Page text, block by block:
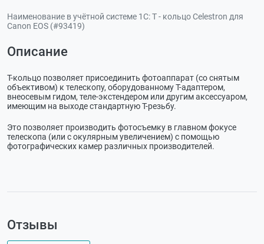
Наименование в учётной системе 1С:Т - кольцо Celestron для
Canon EOS (#93419)
Описание
Т-кольцо позволяет присоединить фотоаппарат (со снятым
объективом) к телескопу, оборудованному Т-адаптером,
внеосевым гидом, теле-экстендером или другим аксессуаром,
имеющим на выходе стандартную Т-резьбу.
Это позволяет производить фотосъемку в главном фокусе
телескопа (или с окулярным увеличением) с помощью
фотографических камер различных производителей.
Отзывы